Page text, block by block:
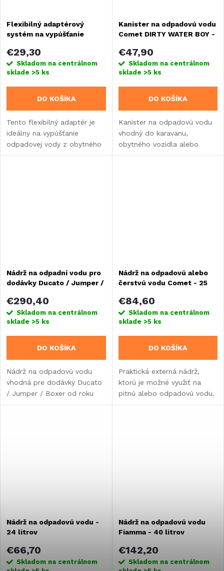
Flexibilný adaptérový
systém na vypúšťanie
nádrže
€29,30
Skladom na centrálnom
sklade >5 ks
DO KOŠÍKA
Tento flexibilný adaptér je
ideálny na vypúšťanie
odpadovej vody z obytného
vozidla alebo karavanu.
Kanister na odpadovú vodu
Comet DIRTY WATER BOY -
€47,90
Skladom na centrálnom
sklade >5 ks
DO KOŠÍKA
Kanister na odpadovú vodu
vhodný do karavanu,
obytného vozidla alebo
vstavby.
Nádrž na odpadní vodu pro
dodávky Ducato / Jumper /
75 litrů
€290,40
Skladom na centrálnom
sklade >5 ks
DO KOŠÍKA
Nádrž na odpadovú vodu
vhodná pre dodávky Ducato
/ Jumper / Boxer od roku
výroby 2006.
Nádrž na odpadovú alebo
čerstvú vodu Comet - 25
€84,60
Skladom na centrálnom
sklade >5 ks
DO KOŠÍKA
Praktická externá nádrž,
ktorú je možné využiť na
pitnú alebo odpadovú vodu.
Vhodné pre karavany, obytné
Nádrž na odpadovú vodu -
24 litrov
€66,70
Skladom na centrálnom
Nádrž na odpadovú vodu
Fiamma - 40 litrov
€142,20
Skladom na centrálnom